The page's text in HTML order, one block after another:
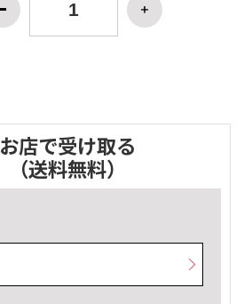
お店で受け取る
（送料無料）